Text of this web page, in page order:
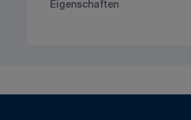
Eigenschaften